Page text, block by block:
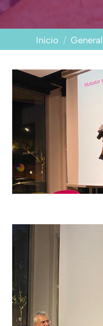
Estás aquí:
Inicio General